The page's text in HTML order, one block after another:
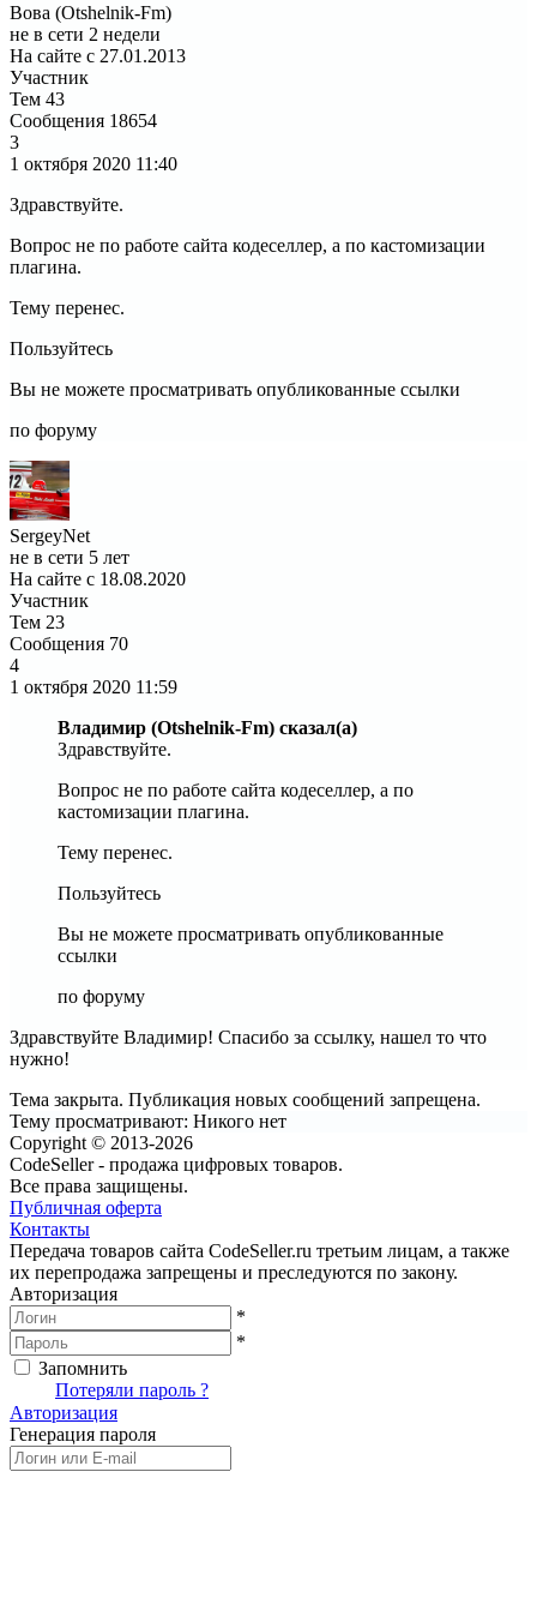
Вова (Otshelnik-Fm)
не в сети 2 недели
На сайте с 27.01.2013
Участник
Тем 43
Сообщения 18654
3
1 октября 2020 11:40
Здравствуйте.
Вопрос не по работе сайта кодеселлер, а по кастомизации
плагина.
Тему перенес.
Пользуйтесь
Вы не можете просматривать опубликованные ссылки
по форуму
SergeyNet
не в сети 5 лет
На сайте с 18.08.2020
Участник
Тем 23
Сообщения 70
4
1 октября 2020 11:59
Владимир (Otshelnik-Fm) сказал(а)
Здравствуйте.
Вопрос не по работе сайта кодеселлер, а по
кастомизации плагина.
Тему перенес.
Пользуйтесь
Вы не можете просматривать опубликованные
ссылки
по форуму
Здравствуйте Владимир! Спасибо за ссылку, нашел то что
нужно!
Тема закрыта. Публикация новых сообщений запрещена.
Тему просматривают: Никого нет
Copyright © 2013-2026
CodeSeller - продажа цифровых товаров.
Все права защищены.
Публичная оферта
Контакты
Передача товаров сайта CodeSeller.ru третьим лицам, а также
их перепродажа запрещены и преследуются по закону.
Авторизация
*
*
Запомнить
Потеряли пароль ?
Авторизация
Генерация пароля